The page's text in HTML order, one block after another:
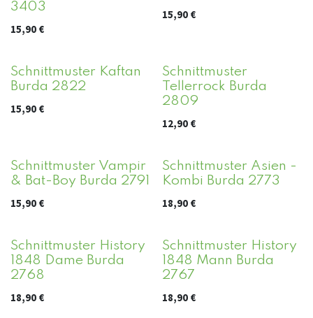
3403
15,90 €
15,90€
Schnittmuster Kaftan
Burda 2822
15,90 €
Schnittmuster
Tellerrock Burda
2809
12,90€
Schnittmuster Vampir
& Bat-Boy Burda 2791
15,90 €
Schnittmuster Asien -
Kombi Burda 2773
18,90€
Schnittmuster History
1848 Dame Burda
2768
18,90 €
Schnittmuster History
1848 Mann Burda
2767
18,90€